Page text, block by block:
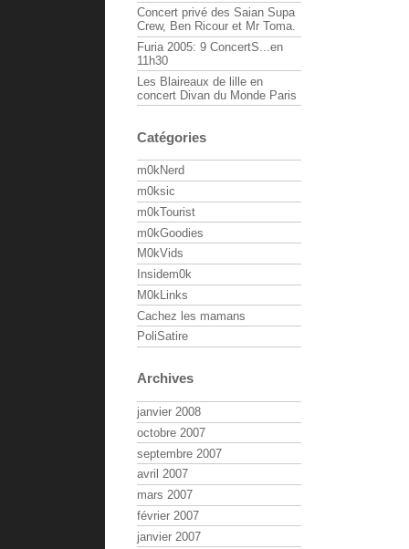
Concert privé des Saian Supa
Crew, Ben Ricour et Mr Toma.
Furia 2005: 9 ConcertS...en
11h30
Les Blaireaux de lille en
concert Divan du Monde Paris
Catégories
m0kNerd
m0ksic
m0kTourist
m0kGoodies
M0kVids
Insidem0k
M0kLinks
Cachez les mamans
PoliSatire
Archives
janvier 2008
octobre 2007
septembre 2007
avril 2007
mars 2007
février 2007
janvier 2007